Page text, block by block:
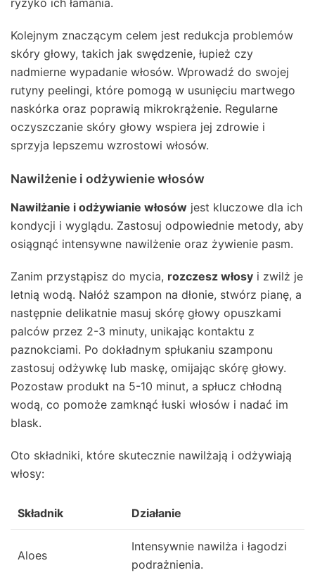
ryzyko ich łamania.
Kolejnym znaczącym celem jest redukcja problemów
skóry głowy, takich jak swędzenie, łupież czy
nadmierne wypadanie włosów. Wprowadź do swojej
rutyny peelingi, które pomogą w usunięciu martwego
naskórka oraz poprawią mikrokrążenie. Regularne
oczyszczanie skóry głowy wspiera jej zdrowie i
sprzyja lepszemu wzrostowi włosów.
Nawilżenie i odżywienie włosów
Nawilżanie i odżywianie włosów jest kluczowe dla ich
kondycji i wyglądu. Zastosuj odpowiednie metody, aby
osiągnąć intensywne nawilżenie oraz żywienie pasm.
Zanim przystąpisz do mycia, rozczesz włosy i zwilż je
letnią wodą. Nałóż szampon na dłonie, stwórz pianę, a
następnie delikatnie masuj skórę głowy opuszkami
palców przez 2-3 minuty, unikając kontaktu z
paznokciami. Po dokładnym spłukaniu szamponu
zastosuj odżywkę lub maskę, omijając skórę głowy.
Pozostaw produkt na 5-10 minut, a spłucz chłodną
wodą, co pomoże zamknąć łuski włosów i nadać im
blask.
Oto składniki, które skutecznie nawilżają i odżywiają
włosy:
Składnik Działanie
Aloes
Intensywnie nawilża i łagodzi
podrażnienia.